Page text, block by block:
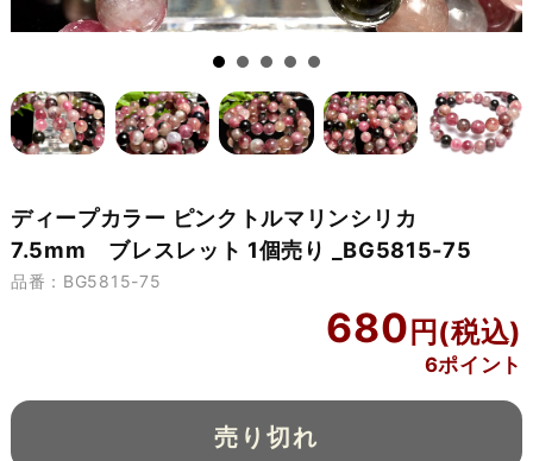
ディープカラー ピンクトルマリンシリカ
7.5mm ブレスレット 1個売り _BG5815-75
品番：BG5815-75
680
6ポイント
売り切れ